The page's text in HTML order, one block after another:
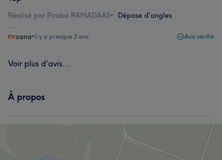
Réalisé par Piraba RAMADAAS• Dépose d'ongles
sana•il y a presque 2 ans Avis vérifié
Voir plus d'avis...
À propos